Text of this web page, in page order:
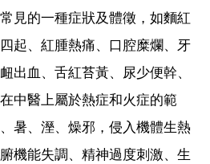
見的一種症狀及體徵，如麵紅
起、紅腫熱痛、口腔糜爛、牙
出血、舌紅苔黃、尿少便幹、
中醫上屬於熱症和火症的範
暑、溼、燥邪，侵入機體生熱
機能失調、精神過度刺激、生